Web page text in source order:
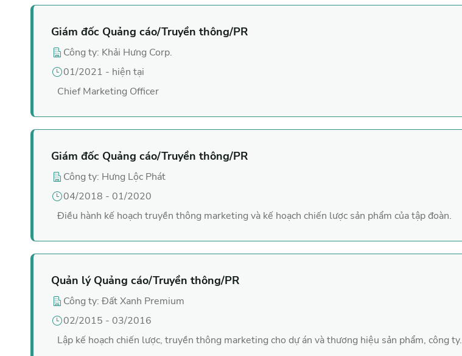
Nếu bạn muốntư vấn chiến lược truyền thông & Marketing
Giám đốc Quảng cáo/Truyền thông/PR
Công ty: Khải Hưng Corp.
01/2021 - hiện tại
Chief Marketing Officer
Giám đốc Quảng cáo/Truyền thông/PR
Công ty: Hưng Lộc Phát
04/2018 - 01/2020
Điều hành kế hoạch truyền thông marketing và kế hoạch chiến lược sản phẩm của tập đoàn.
Quản lý Quảng cáo/Truyền thông/PR
Công ty: Đất Xanh Premium
02/2015 - 03/2016
Lập kế hoạch chiến lược, truyền thông marketing cho dự án và thương hiệu sản phẩm, công ty.